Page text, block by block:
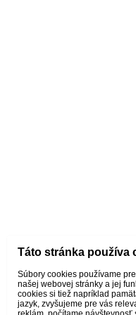
INFORMÁCIE
Všeobecné
Táto stránka používa
Súbory cookies používame
našej webovej stránky a jej
cookies si tiež napríklad
jazyk, zvyšujeme pre vás